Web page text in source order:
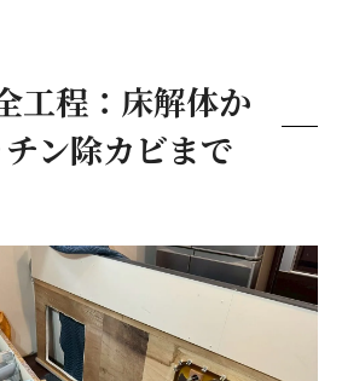
工程：床解体か
ン除カビまで